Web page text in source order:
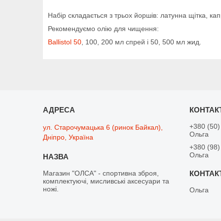
Набір складається з трьох йоршів: латунна щітка,
Рекомендуємо олію для чищення:
Ballistol 50 , 100, 200 мл спрей і 50, 500 мл жид.
ул. Старочумацька 6 (ринок Байкал),
Дніпро, Україна
Магазин "ОЛСА" - спортивна зброя,
комплектуючі, мисливські аксесуари та
ножі.
+380
Ольга
+380
Ольга
Ольга